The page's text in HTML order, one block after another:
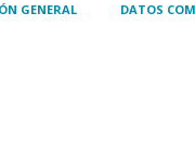
GENERAL DATOS